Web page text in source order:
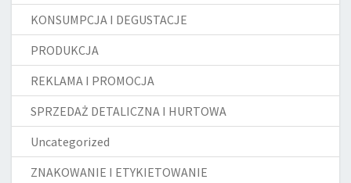
KONSUMPCJA I DEGUSTACJE
PRODUKCJA
REKLAMA I PROMOCJA
SPRZEDAŻ DETALICZNA I HURTOWA
Uncategorized
ZNAKOWANIE I ETYKIETOWANIE